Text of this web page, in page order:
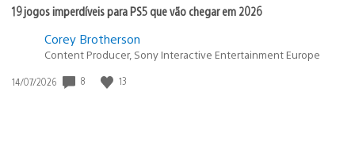
19 jogos imperdíveis para PS5 que vão chegar em 2026
Corey Brotherson
Content Producer, Sony Interactive Entertainment Europe
Data
14/07/2026 8 13